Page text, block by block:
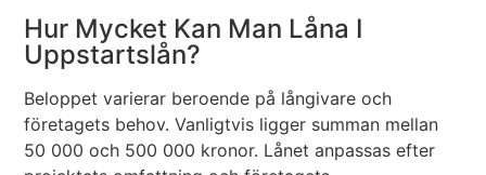
Hur Mycket Kan Man Låna I
Uppstartslån?
Beloppet varierar beroende på långivare och
företagets behov. Vanligtvis ligger summan mellan
50 000 och 500 000 kronor. Lånet anpassas efter